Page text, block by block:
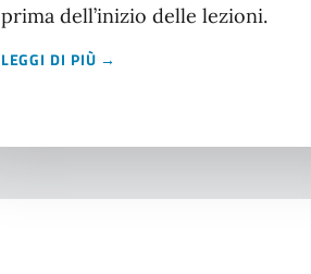
prima dell’inizio delle lezioni.
LEGGI DI PIÙ →